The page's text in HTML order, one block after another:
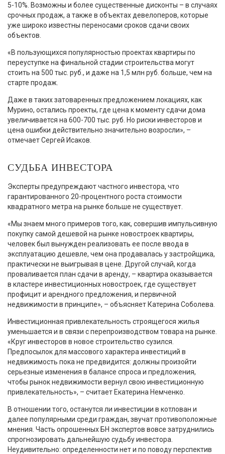
5-10%. Возможны и более существенные дисконты – в случаях
срочных продаж, а также в объектах девелоперов, которые
уже широко известны переносами сроков сдачи своих
объектов.
«В пользующихся популярностью проектах квартиры по
переуступке на финальной стадии строительства могут
стоить на 500 тыс. руб., и даже на 1,5 млн руб. больше, чем на
старте продаж.
Даже в таких затоваренных предложением локациях, как
Мурино, остались проекты, где цена к моменту сдачи дома
увеличивается на 600-700 тыс. руб. Но риски инвесторов и
цена ошибки действительно значительно возросли», –
отмечает Сергей Исаков.
СУДЬБА ИНВЕСТОРА
Эксперты предупреждают частного инвестора, что
гарантированного 20-процентного роста стоимости
квадратного метра на рынке больше не существует.
«Мы знаем много примеров того, как, совершив импульсивную
покупку самой дешевой на рынке новостроек квартиры,
человек был вынужден реализовать ее после ввода в
эксплуатацию дешевле, чем она продавалась у застройщика,
практически не выигрывая в цене. Другой случай, когда
проваливается план сдачи в аренду, – квартира оказывается
в кластере инвестиционных новостроек, где существует
профицит и арендного предложения, и первичной
недвижимости в принципе», – объясняет Катерина Соболева.
Инвестиционная привлекательность строящегося жилья
уменьшается и в связи с перепроизводством товара на рынке.
«Круг инвесторов в новое строительство сузился.
Предпосылок для массового характера инвестиций в
недвижимость пока не предвидится: должны произойти
серьезные изменения в балансе спроса и предложения,
чтобы рынок недвижимости вернул свою инвестиционную
привлекательность», – считает Екатерина Немченко.
В отношении того, останутся ли инвестиции в котлован и
далее популярными среди граждан, звучат противоположные
мнения. Часть опрошенных БН экспертов вовсе затруднились
спрогнозировать дальнейшую судьбу инвестора.
Неудивительно: определенности нет и по поводу перспектив